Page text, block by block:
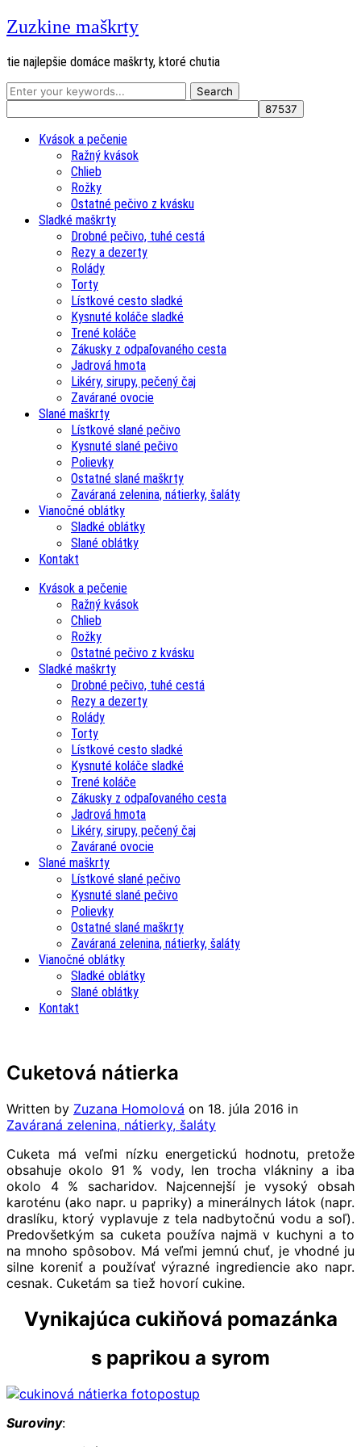
Zuzkine maškrty
tie najlepšie domáce maškrty, ktoré chutia
Kvások a pečenie
Ražný kvások
Chlieb
Rožky
Ostatné pečivo z kvásku
Sladké maškrty
Drobné pečivo, tuhé cestá
Rezy a dezerty
Rolády
Torty
Lístkové cesto sladké
Kysnuté koláče sladké
Trené koláče
Zákusky z odpaľovaného cesta
Jadrová hmota
Likéry, sirupy, pečený čaj
Zavárané ovocie
Slané maškrty
Lístkové slané pečivo
Kysnuté slané pečivo
Polievky
Ostatné slané maškrty
Zaváraná zelenina, nátierky, šaláty
Vianočné oblátky
Sladké oblátky
Slané oblátky
Kontakt
Kvások a pečenie
Ražný kvások
Chlieb
Rožky
Ostatné pečivo z kvásku
Sladké maškrty
Drobné pečivo, tuhé cestá
Rezy a dezerty
Rolády
Torty
Lístkové cesto sladké
Kysnuté koláče sladké
Trené koláče
Zákusky z odpaľovaného cesta
Jadrová hmota
Likéry, sirupy, pečený čaj
Zavárané ovocie
Slané maškrty
Lístkové slané pečivo
Kysnuté slané pečivo
Polievky
Ostatné slané maškrty
Zaváraná zelenina, nátierky, šaláty
Vianočné oblátky
Sladké oblátky
Slané oblátky
Kontakt
Cuketová nátierka
Written by Zuzana Homolová on 18. júla 2016 in
Zaváraná zelenina, nátierky, šaláty
Cuketa má veľmi nízku energetickú hodnotu, pretože
obsahuje okolo 91 % vody, len trocha vlákniny a iba
okolo 4 % sacharidov. Najcennejší je vysoký obsah
karoténu (ako napr. u papriky) a minerálnych látok (napr.
draslíku, ktorý vyplavuje z tela nadbytočnú vodu a soľ).
Predovšetkým sa cuketa používa najmä v kuchyni a to
na mnoho spôsobov. Má veľmi jemnú chuť, je vhodné ju
silne koreniť a používať výrazné ingrediencie ako napr.
cesnak. Cuketám sa tiež hovorí cukine.
Vynikajúca cukiňová pomazánka
s paprikou a syrom
Suroviny: